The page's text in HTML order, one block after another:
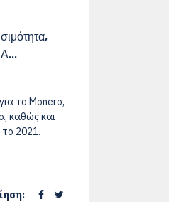
το Monero,
καθώς και
το 2021.